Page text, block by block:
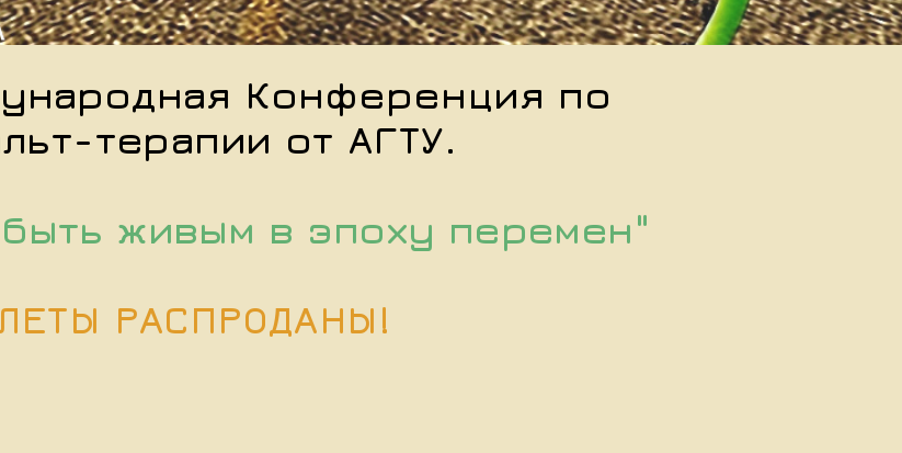
Конференция по
терапии от АГТУ.
живым в эпоху перемен"
РАСПРОДАНЫ!